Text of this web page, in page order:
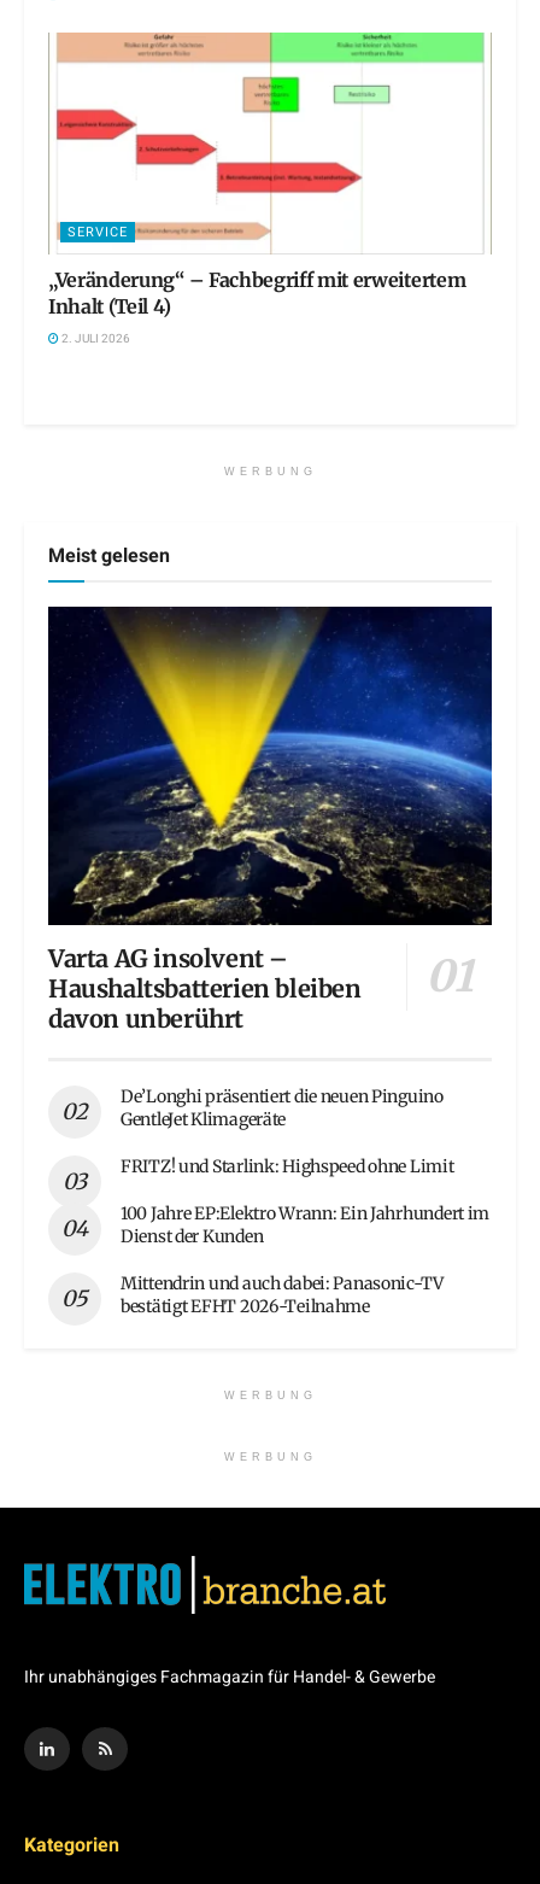
SERVICE
„Veränderung“ – Fachbegriff mit erweitertem
Inhalt (Teil 4)
2. JULI 2026
WERBUNG
Meist gelesen
Varta AG insolvent –
Haushaltsbatterien bleiben
davon unberührt
De’Longhi präsentiert die neuen Pinguino
GentleJet Klimageräte
FRITZ! und Starlink: Highspeed ohne Limit
100 Jahre EP:Elektro Wrann: Ein Jahrhundert im
Dienst der Kunden
Mittendrin und auch dabei: Panasonic-TV
bestätigt EFHT 2026-Teilnahme
WERBUNG
WERBUNG
Ihr unabhängiges Fachmagazin für Handel- & Gewerbe
Kategorien